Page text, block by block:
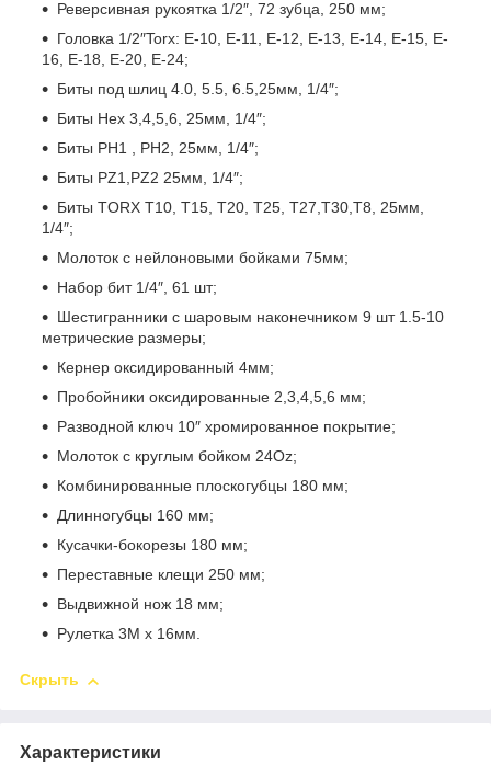
Реверсивная рукоятка 1/2″, 72 зубца, 250 мм;
Головка 1/2″Torx: E-10, E-11, E-12, E-13, E-14, E-15, E-
16, E-18, E-20, E-24;
Биты под шлиц 4.0, 5.5, 6.5,25мм, 1/4″;
Биты Hex 3,4,5,6, 25мм, 1/4″;
Биты PH1 , PH2, 25мм, 1/4″;
Биты PZ1,PZ2 25мм, 1/4″;
Биты TORX T10, T15, T20, T25, T27,T30,T8, 25мм,
1/4″;
Молоток с нейлоновыми бойками 75мм;
Набор бит 1/4″, 61 шт;
Шестигранники с шаровым наконечником 9 шт 1.5-10
метрические размеры;
Кернер оксидированный 4мм;
Пробойники оксидированные 2,3,4,5,6 мм;
Разводной ключ 10″ хромированное покрытие;
Молоток с круглым бойком 24Oz;
Комбинированные плоскогубцы 180 мм;
Длинногубцы 160 мм;
Кусачки-бокорезы 180 мм;
Переставные клещи 250 мм;
Выдвижной нож 18 мм;
Рулетка 3M x 16мм.
Скрыть
Характеристики